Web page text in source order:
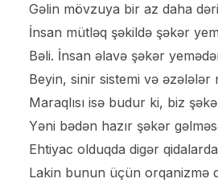
Gəlin mövzuya bir az daha
İnsan mütləq şəkildə şəkər
Bəli. İnsan əlavə şəkər
Beyin, sinir sistemi və
Maraqlısı isə budur ki, biz
Yəni bədən hazır şəkər
Ehtiyac olduqda digər
Lakin bunun üçün orqanizmə